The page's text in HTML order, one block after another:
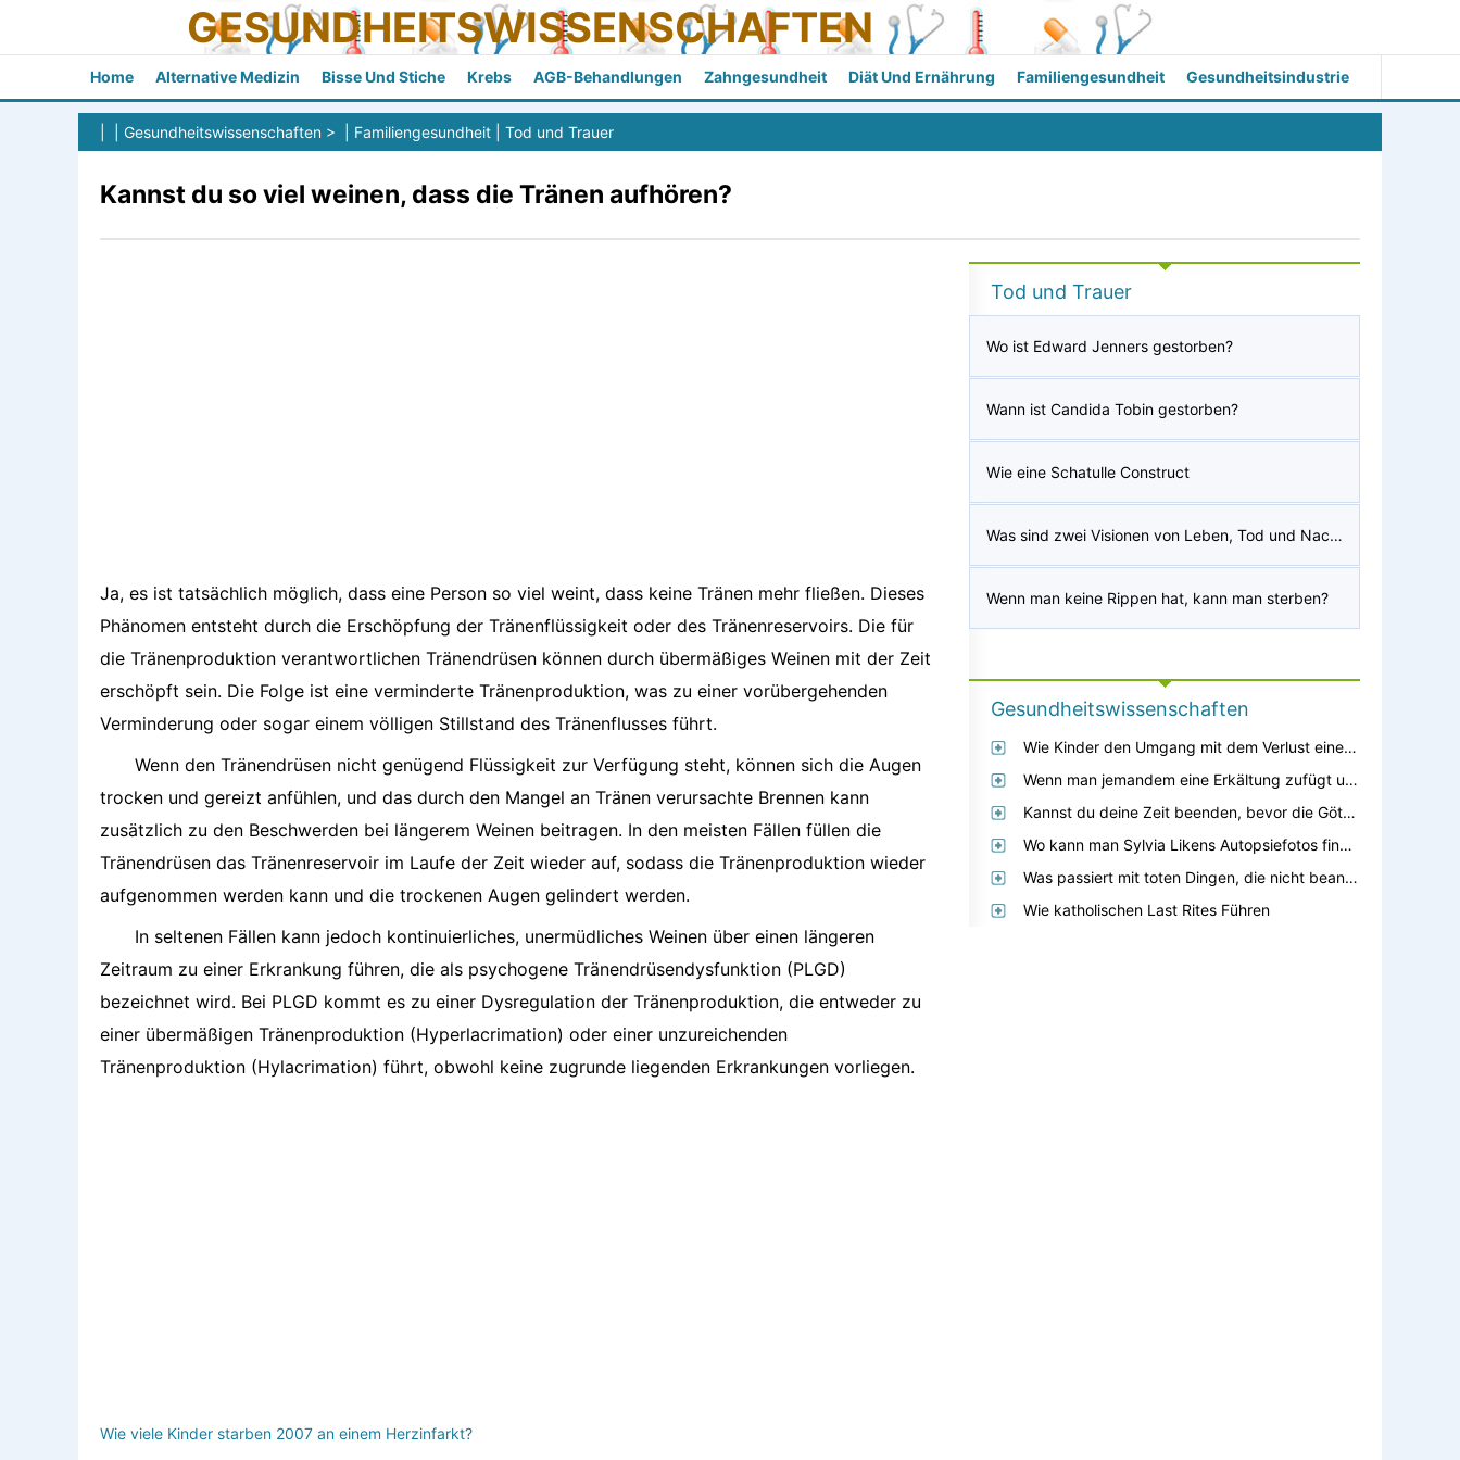
GESUNDHEITSWISSENSCHAFTEN
Home Alternative Medizin Bisse Und Stiche Krebs AGB-Behandlungen Zahngesundheit Diät Und Ernährung Familiengesundheit Gesundheitsindustrie
Gesundheitswissenschaften > | Familiengesundheit Tod und Trauer
Kannst du so viel weinen, dass die Tränen aufhören?
Ja, es ist tatsächlich möglich, dass eine Person so viel weint, dass keine Tränen mehr fließen. Dieses
Phänomen entsteht durch die Erschöpfung der Tränenflüssigkeit oder des Tränenreservoirs. Die für
die Tränenproduktion verantwortlichen Tränendrüsen können durch übermäßiges Weinen mit der Zeit
erschöpft sein. Die Folge ist eine verminderte Tränenproduktion, was zu einer vorübergehenden
Verminderung oder sogar einem völligen Stillstand des Tränenflusses führt.
Wenn den Tränendrüsen nicht genügend Flüssigkeit zur Verfügung steht, können sich die Augen
trocken und gereizt anfühlen, und das durch den Mangel an Tränen verursachte Brennen kann
zusätzlich zu den Beschwerden bei längerem Weinen beitragen. In den meisten Fällen füllen die
Tränendrüsen das Tränenreservoir im Laufe der Zeit wieder auf, sodass die Tränenproduktion wieder
aufgenommen werden kann und die trockenen Augen gelindert werden.
In seltenen Fällen kann jedoch kontinuierliches, unermüdliches Weinen über einen längeren
Zeitraum zu einer Erkrankung führen, die als psychogene Tränendrüsendysfunktion (PLGD)
bezeichnet wird. Bei PLGD kommt es zu einer Dysregulation der Tränenproduktion, die entweder zu
einer übermäßigen Tränenproduktion (Hyperlacrimation) oder einer unzureichenden
Tränenproduktion (Hylacrimation) führt, obwohl keine zugrunde liegenden Erkrankungen vorliegen.
Wie viele Kinder starben 2007 an einem Herzinfarkt?
Tod und Trauer
Wo ist Edward Jenners gestorben?
Wann ist Candida Tobin gestorben?
Wie eine Schatulle Construct
Was sind zwei Visionen von Leben, Tod und Nachtod?
Wenn man keine Rippen hat, kann man sterben?
Gesundheitswissenschaften
Wie Kinder den Umgang mit dem Verlust eines Eltern- Hilfe
Wenn man jemandem eine Erkältung zufügt und er stirbt, gilt das dann als Mord?
Kannst du deine Zeit beenden, bevor die Götter für uns sterben?
Wo kann man Sylvia Likens Autopsiefotos finden?
Was passiert mit toten Dingen, die nicht beansprucht werden?
Wie katholischen Last Rites Führen